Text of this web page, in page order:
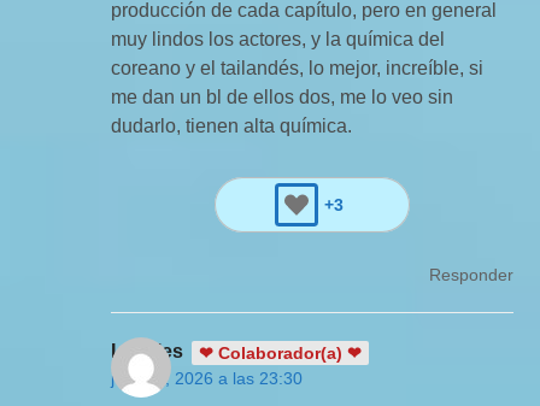
producción de cada capítulo, pero en general
muy lindos los actores, y la química del
coreano y el tailandés, lo mejor, increíble, si
me dan un bl de ellos dos, me lo veo sin
dudarlo, tienen alta química.
+3
Responder
Luckies
❤ Colaborador(a) ❤
julio 17, 2026 a las 23:30